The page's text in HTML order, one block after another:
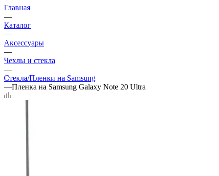
Главная
—
Каталог
—
Аксессуары
—
Чехлы и стекла
—
Стекла/Пленки на Samsung
—Пленка на Samsung Galaxy Note 20 Ultra